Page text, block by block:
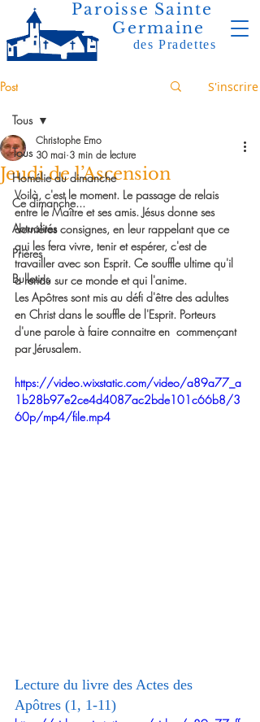
Paroisse Sainte
Germaine
des Pradettes
Post S'inscrire
Tous
Homélie du dimanche
Ce dimanche...
Actualités
Prières
Bulletins
Tous
Jeudi de l’Ascension
Christophe Emo
30 mai 3 min de lecture
Voilà, c'est le moment. Le passage de relais
entre le Maître et ses amis. Jésus donne ses
dernières consignes, en leur rappelant que ce
qui les fera vivre, tenir et espérer, c'est de
travailler avec son Esprit. Ce souffle ultime qu'il
a rendu sur ce monde et qui l'anime.
Les Apôtres sont mis au défi d'être des adultes
en Christ dans le souffle de l'Esprit. Porteurs
d'une parole à faire connaitre en  commençant
par Jérusalem.
https://video.wixstatic.com/video/a89a77_a
1b28b97e2ce4d4087ac2bde101c66b8/3
60p/mp4/file.mp4
Lecture du livre des Actes des
Apôtres (1, 1-11)